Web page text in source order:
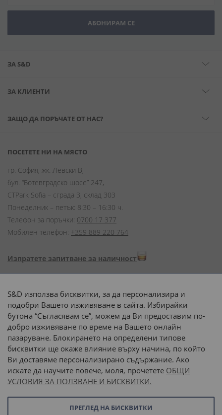
АБОНИРАМ СЕ
ЗА S&D
ЗА КЛИЕНТИ
ЗАЩО ДА ПОРЪЧАТЕ ОТ НАС?
ПОСЕТЕТЕ НИ НА МЯСТО
гр. София, жк. Левски В,
бул. “Ботевградско шосе” 247,
CTPark Sofia – сграда 3, склад 303
Понеделник – петък: 8:30 – 16:30 ч.
Телефон за поръчки: 0700 17 377
Мобилен телефон: +359 889 220 764
Изпратете запитване за наличност
Начини на плащане:
Доставка до адрес с:
или
наш транспорт
S&D използва бисквитки, за да персонализира и
подобри Вашето изживяване в сайта. Избирайки
бутона “Съгласявам се”, можем да Ви предоставим по-
добро изживяване по време на Вашето онлайн
пазаруване. Блокирането на определени типове
бисквитки ще окаже влияние върху начина, по който
Ви доставяме персонализирано съдържание. Ако
искате да научите повече, моля, прочетете ОБЩИ
УСЛОВИЯ ЗА ПОЛЗВАНЕ И БИСКВИТКИ.
ПРЕГЛЕД НА БИСКВИТКИ